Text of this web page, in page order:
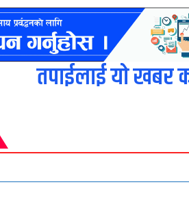
तपाईलाई यो खबर